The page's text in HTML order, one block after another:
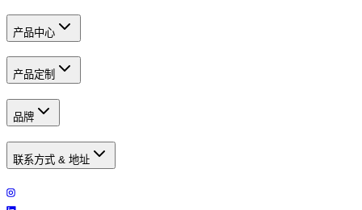
产品中心
产品定制
品牌
联系方式 & 地址